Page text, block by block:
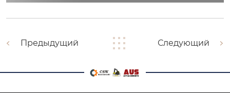
Предыдущий Следующий